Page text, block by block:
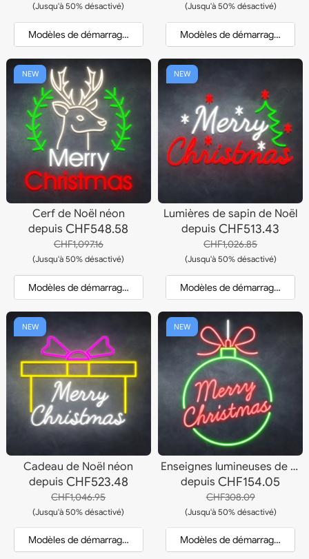
(Jusqu'à 50% désactivé)
Modèles de démarrage et devis
(Jusqu'à 50% désactivé)
Modèles de démarrage et
NEW
Cerf de Noël néon
depuisCHF548.58
CHF1,097.16
(Jusqu'à 50% désactivé)
Modèles de démarrage et devis
NEW
Lumières de sapin de Noël
depuisCHF513.43
CHF1,026.85
(Jusqu'à 50% désactivé)
Modèles de démarrage et
NEW
Cadeau de Noël néon
depuis CHF523.48
CHF1,046.95
(Jusqu'à 50% désactivé)
Modèles de démarrage et devis
NEW
Enseignes lumineuses de Noël
depuisCHF154.05
CHF308.09
(Jusqu'à 50% désactivé)
Modèles de démarrage et